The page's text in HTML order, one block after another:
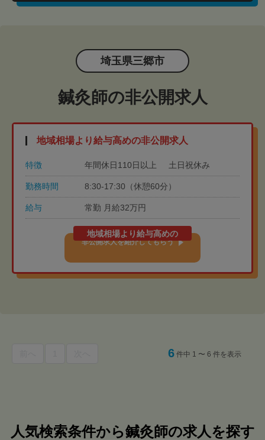
埼玉県三郷市
鍼灸師の非公開求人
地域相場より給与高めの非公開求人
特徴 年間休日110日以上 土日祝休み
勤務時間 8:30-17:30（休憩60分）
給与 常勤 月給32万円
地域相場より給与高めの
非公開求人を紹介してもらう
6 件中 1 〜 6 件を表示
人気検索条件から鍼灸師の求人を探す